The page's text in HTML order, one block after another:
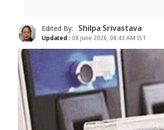
Edited By: Shilpa Srivastava
Updated : 08 June 2026, 08:43 AM IST